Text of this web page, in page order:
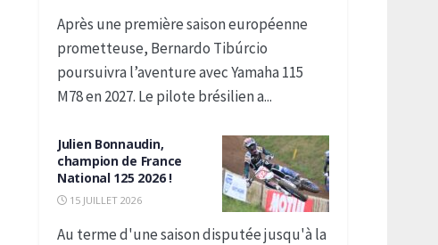
Après une première saison européenne
prometteuse, Bernardo Tibúrcio
poursuivra l’aventure avec Yamaha 115
M78 en 2027. Le pilote brésilien a...
Julien Bonnaudin,
champion de France
National 125 2026 !
15 JUILLET 2026
Au terme d'une saison disputée jusqu'à la